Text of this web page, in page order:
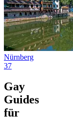
Nürnberg
37
Gay
Guides
für